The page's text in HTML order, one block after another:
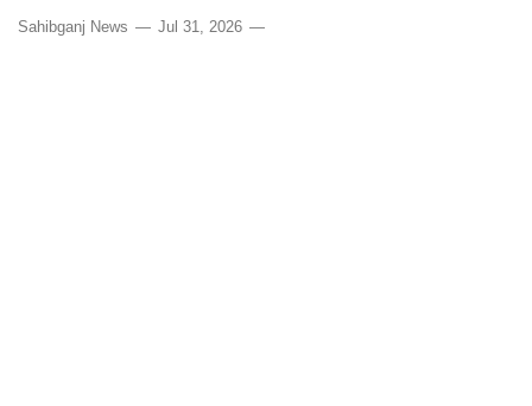
Sahibganj News Jul 31, 2026